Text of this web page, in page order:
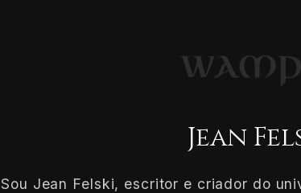
Jean
Sou Jean Felski, escritor e criador do